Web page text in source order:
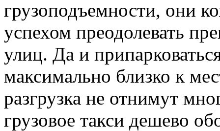
грузоподъемности, они
успехом преодолевать
улиц. Да и
максимально близко к
разгрузка не отнимут
грузовое такси дешево